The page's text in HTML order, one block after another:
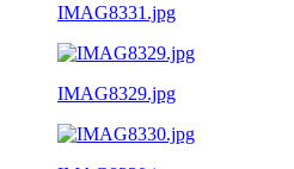
IMAG8331.jpg
IMAG8329.jpg